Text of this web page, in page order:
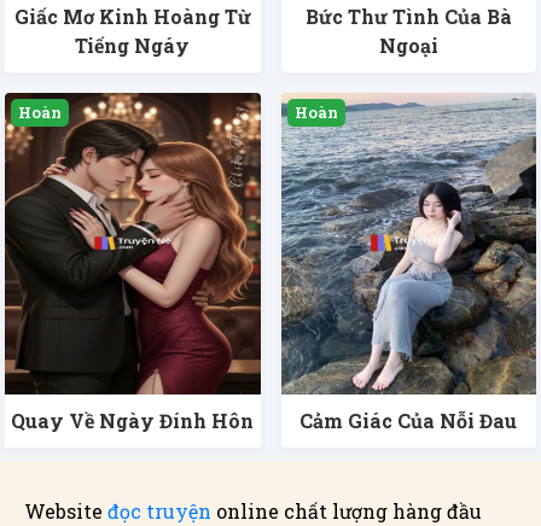
Giấc Mơ Kinh Hoàng Từ
Tiếng Ngáy
Bức Thư Tình Của Bà
Ngoại
Quay Về Ngày Đính Hôn Cảm Giác Của Nỗi Đau
Website đọc truyện online chất lượng hàng đầu